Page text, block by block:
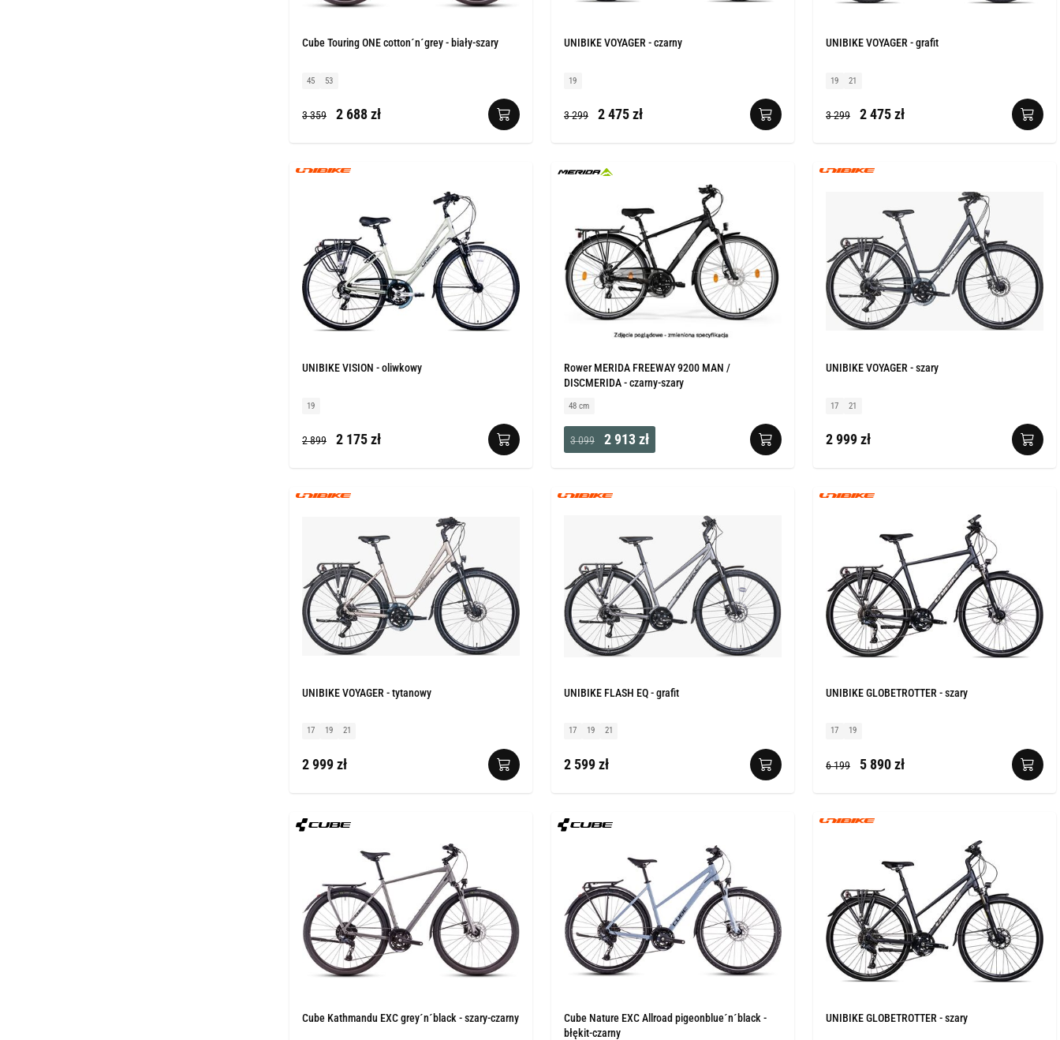
Cube Touring ONE cotton´n´grey - biały-szary
45 53
3 359 2 688 zł
UNIBIKE VOYAGER - czarny
19
3 299 2 475 zł
UNIBIKE VOYAGER - grafit
19 21
3 299 2 475 zł
UNIBIKE VISION - oliwkowy
19
2 899 2 175 zł
Rower MERIDA FREEWAY 9200 MAN /
DISCMERIDA - czarny-szary
48 cm
3 099 2 913 zł
UNIBIKE VOYAGER - szary
17 21
2 999 zł
UNIBIKE VOYAGER - tytanowy
17 19 21
2 999 zł
UNIBIKE FLASH EQ - grafit
17 19 21
2 599 zł
UNIBIKE GLOBETROTTER - szary
17 19
6 199 5 890 zł
Cube Kathmandu EXC grey´n´black - szary-czarny
Cube Nature EXC Allroad pigeonblue´n´black -
błękit-czarny
UNIBIKE GLOBETROTTER - szary